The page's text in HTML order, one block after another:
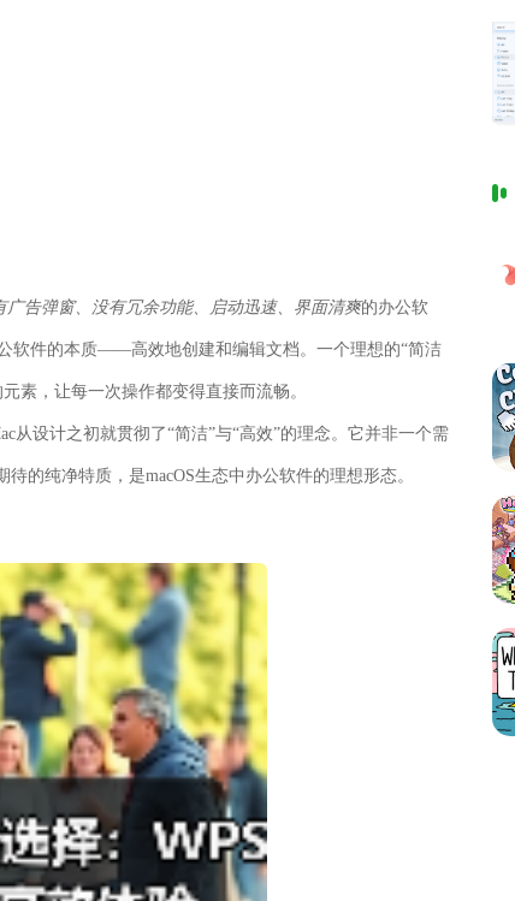
广告弹窗、没有冗余功能、启动迅速、界面清爽的办公软
软件的本质——高效地创建和编辑文档。一个理想的“简洁
素，让每一次操作都变得直接而流畅。
从设计之初就贯彻了“简洁”与“高效”的理念。它并非一个需
的纯净特质，是macOS生态中办公软件的理想形态。